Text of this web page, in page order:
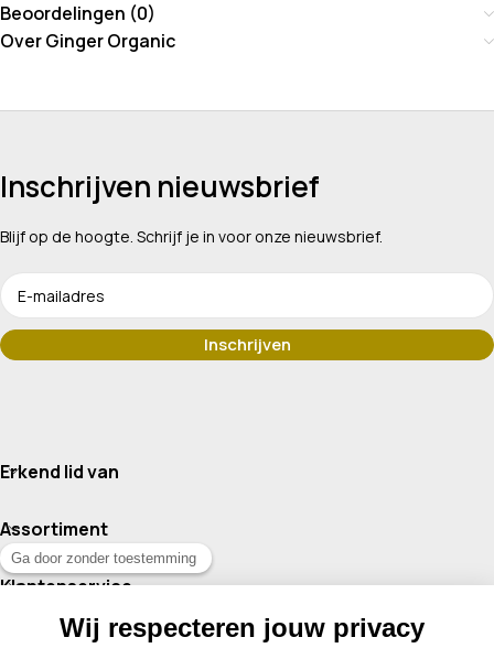
Beoordelingen (0)
Over Ginger Organic
Inschrijven nieuwsbrief
Blijf op de hoogte. Schrijf je in voor onze nieuwsbrief.
Erkend lid van
Assortiment
Klantenservice
Contact